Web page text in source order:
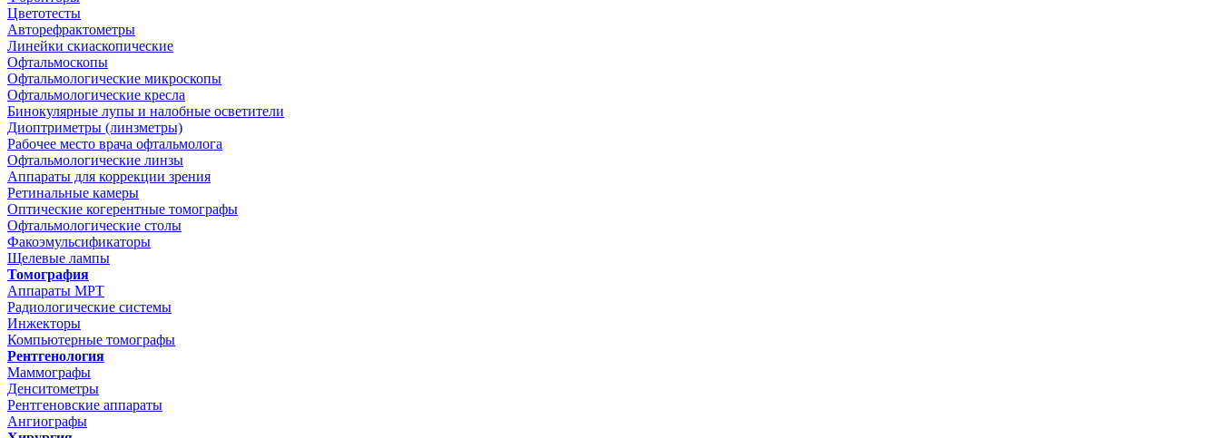
Цветотесты
Авторефрактометры
Линейки скиаскопические
Офтальмоскопы
Офтальмологические микроскопы
Офтальмологические кресла
Бинокулярные лупы и налобные осветители
Диоптриметры (линзметры)
Рабочее место врача офтальмолога
Офтальмологические линзы
Аппараты для коррекции зрения
Ретинальные камеры
Оптические когерентные томографы
Офтальмологические столы
Факоэмульсификаторы
Щелевые лампы
Томография
Аппараты МРТ
Радиологические системы
Инжекторы
Компьютерные томографы
Рентгенология
Маммографы
Денситометры
Рентгеновские аппараты
Ангиографы